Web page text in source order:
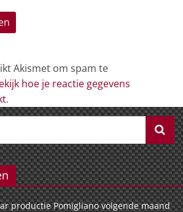
Akismet om spam te
hoe je reactie gegevens
.
productie Pomigliano volgende maand